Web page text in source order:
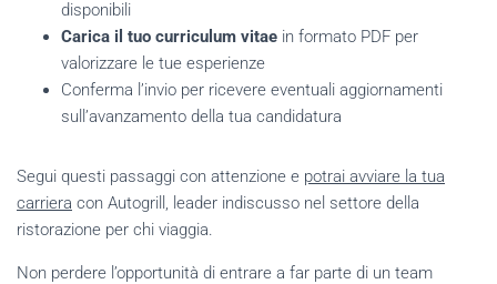
disponibili
Carica il tuo curriculum vitae in formato PDF per
valorizzare le tue esperienze
Conferma l’invio per ricevere eventuali aggiornamenti
sull’avanzamento della tua candidatura
Segui questi passaggi con attenzione e potrai avviare la tua
carriera con Autogrill, leader indiscusso nel settore della
ristorazione per chi viaggia.
Non perdere l’opportunità di entrare a far parte di un team